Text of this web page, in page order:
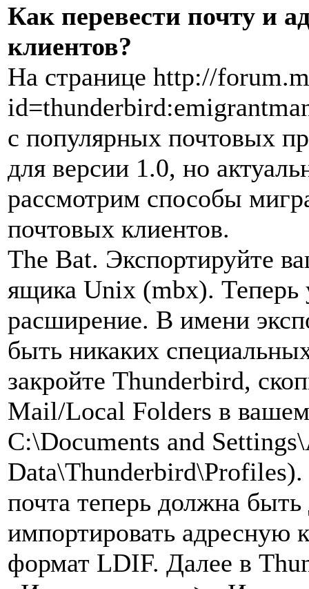
Как перевести почту и
клиентов?
На странице http://
с популярных почтовых
для версии 1.0, но
рассмотрим способы
почтовых клиентов.
The Bat. Экспортируйте
ящика Unix (mbx). Теперь
расширение. В имени
быть никаких
закройте Thunderbird,
Mail/Local Folders в
C:\Documents and
Data\Thunderbird\Profiles).
почта теперь должна
импортировать адресную
формат LDIF. Далее в